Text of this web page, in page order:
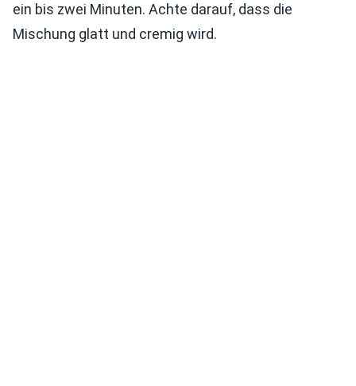
ein bis zwei Minuten. Achte darauf, dass die
Mischung glatt und cremig wird.